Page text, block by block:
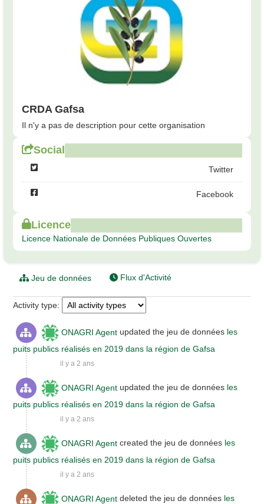
CRDA Gafsa
Il n'y a pas de description pour cette organisation
Social
Twitter
Facebook
Licence
Licence Nationale de Données Publiques Ouvertes
Jeu de données Flux d'Activité
Activity type
ONAGRI Agent updated the jeu de données les
puits publics réalisés en 2019 dans la région de Gafsa
il y a 2 ans
ONAGRI Agent updated the jeu de données les
puits publics réalisés en 2019 dans la région de Gafsa
il y a 2 ans
ONAGRI Agent created the jeu de données les
puits publics réalisés en 2019 dans la région de Gafsa
il y a 2 ans
ONAGRI Agent deleted the jeu de données les